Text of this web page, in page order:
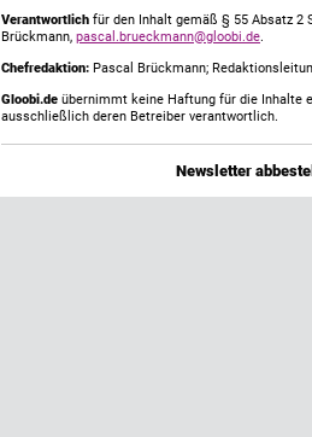
Verantwortlich für den Inhalt gemäß § 55 Absatz 2
Brückmann, pascal.brueckmann@gloobi.de.
Chefredaktion: Pascal Brückmann;
Gloobi.de übernimmt keine Haftung für die Inhalte
ausschließlich deren Betreiber verantwortlich.
Newsletter